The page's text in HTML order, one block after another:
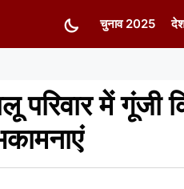
चुनाव 2025
परिवार में गूंजी